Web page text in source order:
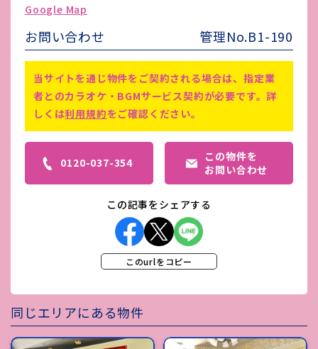
ゴミ処理費
害虫駆除費
備考
※2 町内会費 税込み3,600円（任
意加入あり）
※3 退去時、敷金は、クリーニング
代として償却
Google Map
お問い合わせ 管理No.B1-190
当サイトを通じ物件をご契約される場合は、指定業
者とのカラオケ・BGMサービス契約が必要です。詳
しくは利用規約をご確認ください。
0120-037-354
この物件を
お問い合わせ
この記事をシェアする
このurlをコピー
同じエリアにある物件